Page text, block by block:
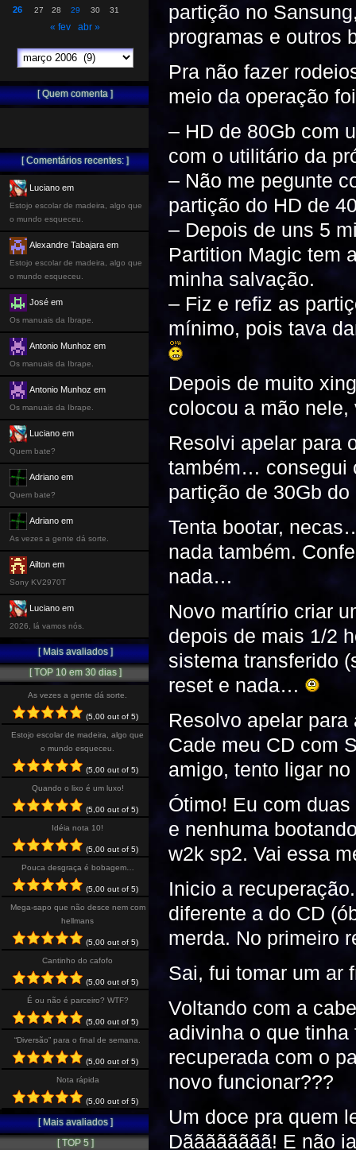
partição no
programas e outros
Pra não fazer
meio da operação
– HD de 80Gb com
com o utilitário da
– Não me pegunte
partição do HD de
– Depois de uns 5
Partition Magic tem
minha salvação.
– Fiz e refiz as
mínimo, pois tava
Depois de muito
colocou a mão
Resolvi apelar para
também… consegui
partição de 30Gb
Tenta bootar,
nada também.
nada…
Novo martírio criar
depois de mais 1/2
sistema transferido
reset e nada…
Resolvo apelar
Cade meu CD com
amigo, tento ligar
Ótimo! Eu com
e nenhuma
w2k sp2. Vai essa
Inicio a
diferente a do CD
merda. No primeiro
Sai, fui tomar um ar
Voltando com a
adivinha o que tinha
recuperada com o
novo funcionar???
Um doce pra quem
Dãããããããã! E não
26 27 28 29 30 31
« fev abr »
[ Quem comenta ]
[ Comentários recentes: ]
Luciano em
Estojo escolar de madeira, algo que
o mundo esqueceu.
Alexandre Tabajara em
Estojo escolar de madeira, algo que
o mundo esqueceu.
José em
Os manuais da Ibrape.
Antonio Munhoz em
Os manuais da Ibrape.
Antonio Munhoz em
Os manuais da Ibrape.
Luciano em
Quem bate?
Adriano em
Quem bate?
Adriano em
As vezes a gente dá sorte.
Ailton em
Sony KV2970T
Luciano em
2026, lá vamos nós.
[ Mais avaliados ]
[ TOP 10 em 30 dias ]
As vezes a gente dá sorte.
(5,00 out of 5)
Estojo escolar de madeira, algo que
o mundo esqueceu.
(5,00 out of 5)
Quando o lixo é um luxo!
(5,00 out of 5)
Idéia nota 10!
(5,00 out of 5)
Pouca desgraça é bobagem…
(5,00 out of 5)
Mega-sapo que não desce nem com
hellmans
(5,00 out of 5)
Cantinho do cafofo
(5,00 out of 5)
É ou não é parceiro? WTF?
(5,00 out of 5)
“Diversão” para o final de semana.
(5,00 out of 5)
Nota rápida
(5,00 out of 5)
[ Mais avaliados ]
[ TOP 5 ]